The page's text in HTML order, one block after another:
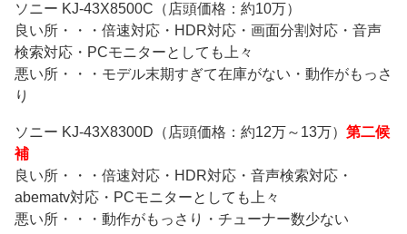
ソニー KJ-43X8500C（店頭価格：約10万）
良い所・・・倍速対応・HDR対応・画面分割対応・音声
検索対応・PCモニターとしても上々
悪い所・・・モデル末期すぎて在庫がない・動作がもっさ
り
ソニー KJ-43X8300D（店頭価格：約12万～13万） 第二候
補
良い所・・・倍速対応・HDR対応・音声検索対応・
abematv対応・PCモニターとしても上々
悪い所・・・動作がもっさり・チューナー数少ない